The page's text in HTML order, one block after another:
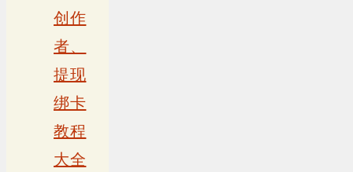
创作
者、
提现
绑卡
教程
大全